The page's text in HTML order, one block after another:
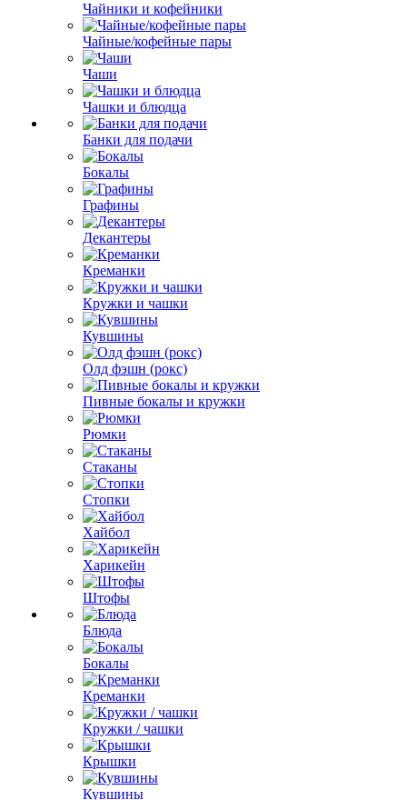
Чайники и кофейники
Чайные/кофейные пары
Чаши
Чашки и блюдца
Банки для подачи
Бокалы
Графины
Декантеры
Креманки
Кружки и чашки
Кувшины
Олд фэшн (рокс)
Пивные бокалы и кружки
Рюмки
Стаканы
Стопки
Хайбол
Харикейн
Штофы
Блюда
Бокалы
Креманки
Кружки / чашки
Крышки
Кувшины